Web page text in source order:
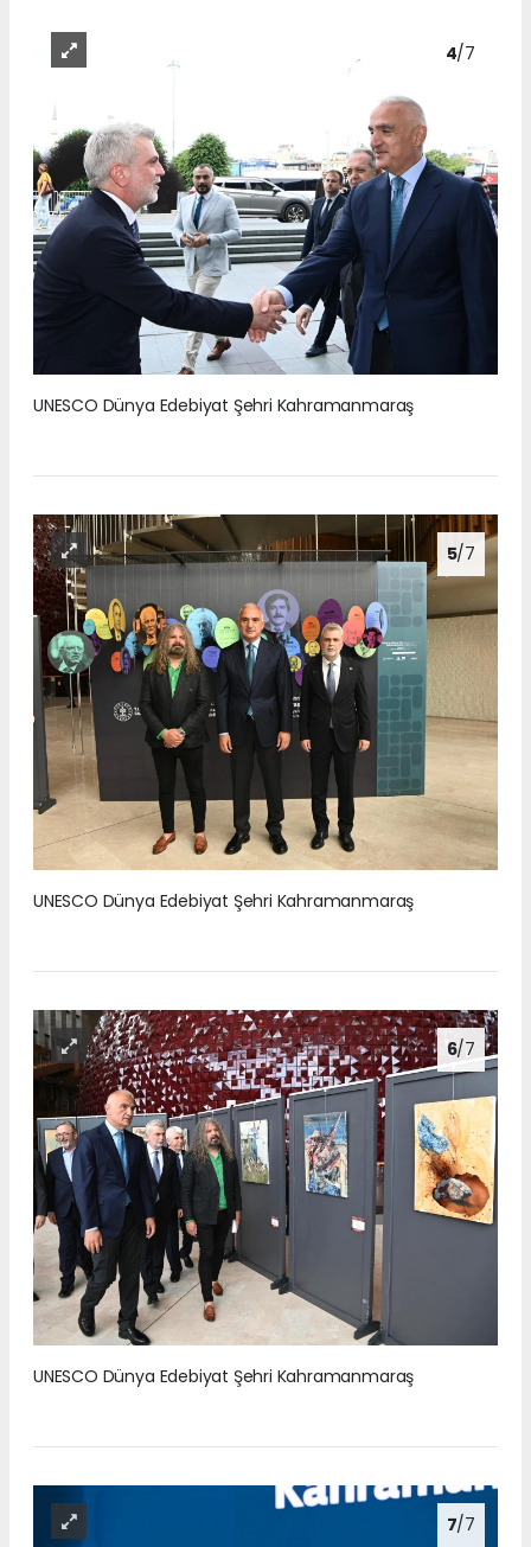
4/7
UNESCO Dünya Edebiyat Şehri Kahramanmaraş
5/7
UNESCO Dünya Edebiyat Şehri Kahramanmaraş
6/7
UNESCO Dünya Edebiyat Şehri Kahramanmaraş
7/7